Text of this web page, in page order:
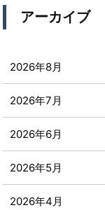
アーカイブ
2026年8月
2026年7月
2026年6月
2026年5月
2026年4月